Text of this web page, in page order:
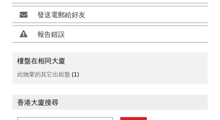
發送電郵給好友
報告錯誤
樓盤在相同大廈
此物業的其它出租盤 (1)
香港大廈搜尋